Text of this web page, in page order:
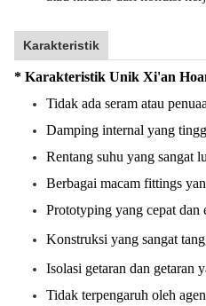
Karakteristik
* Karakteristik Unik Xi'an
Tidak ada seram atau
Damping internal yang
Rentang suhu yang sangat
Berbagai macam fittings
Prototyping yang cepat dan
Konstruksi yang sangat
Isolasi getaran dan getaran
Tidak terpengaruh oleh